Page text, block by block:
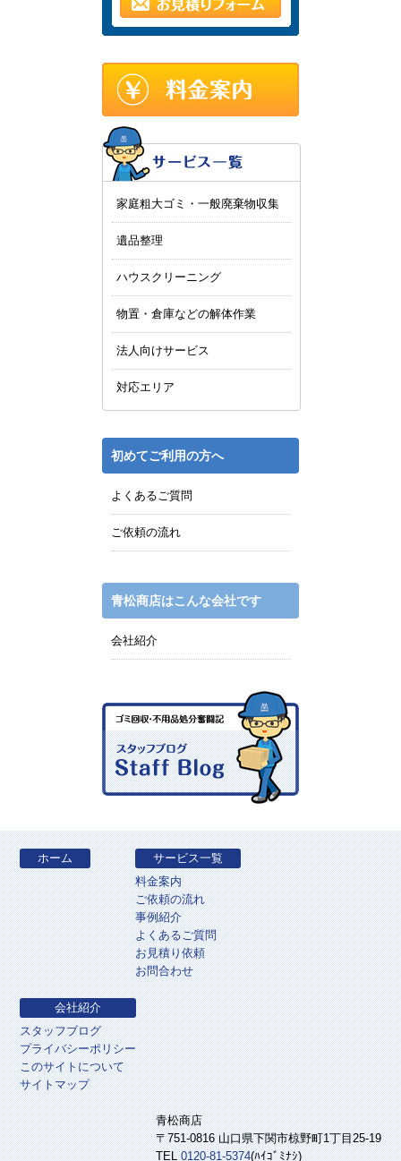
家庭粗大ゴミ・一般廃棄物収集
遺品整理
ハウスクリーニング
物置・倉庫などの解体作業
法人向けサービス
対応エリア
初めてご利用の方へ
よくあるご質問
ご依頼の流れ
青松商店はこんな会社です
会社紹介
ホーム
サービス一覧
料金案内
ご依頼の流れ
事例紹介
よくあるご質問
お見積り依頼
お問合わせ
会社紹介
スタッフブログ
プライバシーポリシー
このサイトについて
サイトマップ
青松商店
〒751-0816 山口県下関市椋野町1丁目25-19
TEL0120-81-5374(ﾊｲｺﾞﾐﾅｼ)